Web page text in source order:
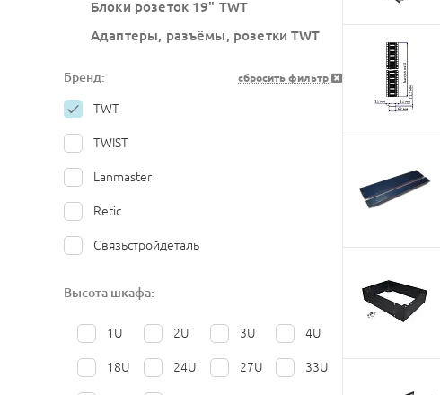
Блоки розеток 19" TWT
Адаптеры, разъёмы, розетки TWT
Бренд: сбросить фильтр
TWT
TWIST
Lanmaster
Retic
Связьстройдеталь
Высота шкафа:
1U 2U 3U 4U
18U 24U 27U 33U